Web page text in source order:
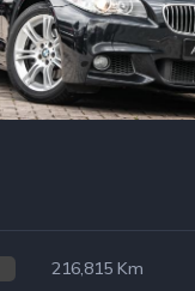
216,815 Km